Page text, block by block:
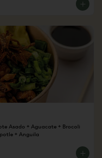
Asado + Aguacate + Brocoli
+ Anguila